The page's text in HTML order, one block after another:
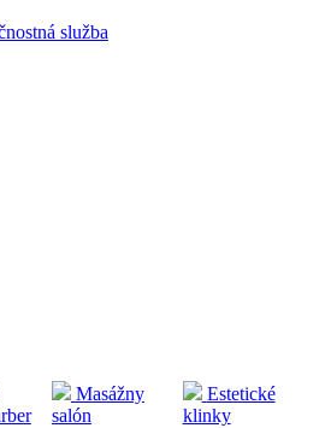
služba
Masážny
salón
Estetické
klinky